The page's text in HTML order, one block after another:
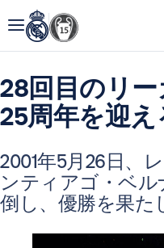
28回目のリ
25周年を迎え
2001年5月26日、
ンティアゴ・ベ
倒し、優勝を果た